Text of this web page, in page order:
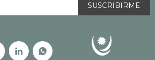
SUSCRIBIRME
 